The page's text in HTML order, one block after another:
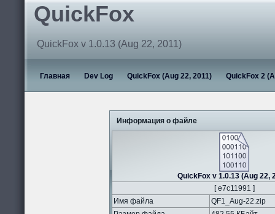
QuickFox
QuickFox v 1.0.13 (Aug 22, 2011)
Главная Dev Log QuickFox (Aug 22, 2011) QuickFox 2
Информация о файле
QuickFox v 1.0.13 (Aug 22,
[ e7c11991 ]
Имя файла
QF1_Aug-22.zip